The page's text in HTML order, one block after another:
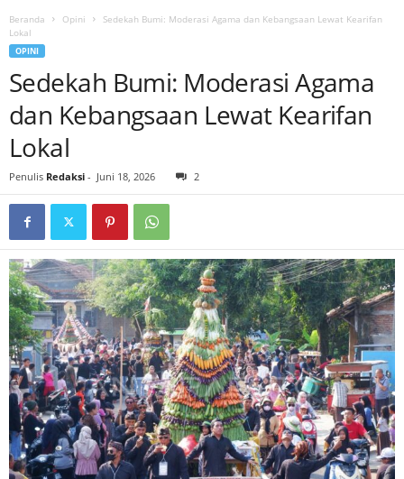
Beranda Opini
Sedekah Bumi: Moderasi Agama dan Kebangsaan Lewat Kearifan
Lokal
OPINI
Sedekah Bumi: Moderasi Agama
dan Kebangsaan Lewat Kearifan
Lokal
Penulis Redaksi - Juni 18, 2026 2